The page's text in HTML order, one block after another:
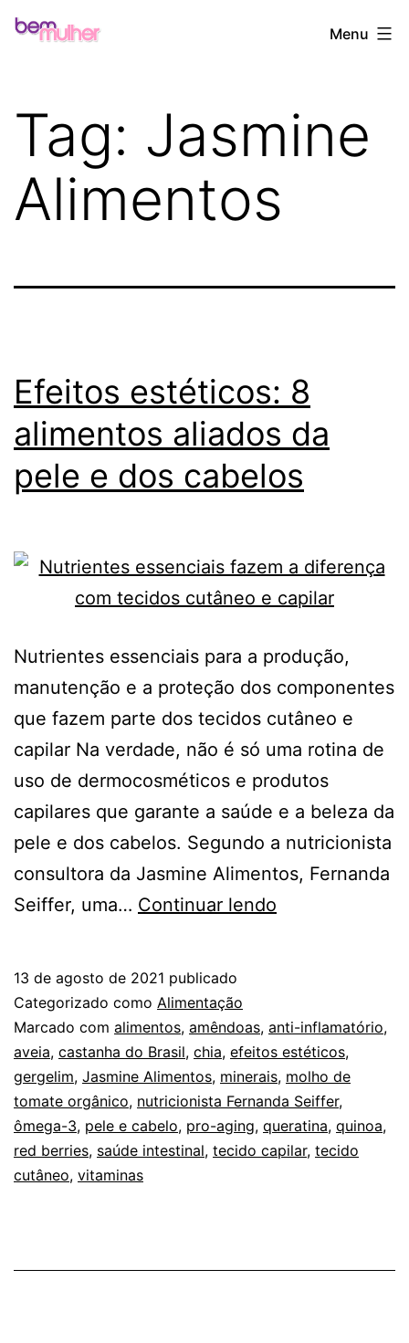
Pular
conteúdo
Bem
Menu
Tag: Jasmine
Alimentos
Efeitos estéticos: 8
alimentos aliados da
pele e dos cabelos
Nutrientes essenciais para a produção,
manutenção e a proteção dos componentes
que fazem parte dos tecidos cutâneo e
capilar Na verdade, não é só uma rotina de
uso de dermocosméticos e produtos
capilares que garante a saúde e a beleza da
pele e dos cabelos. Segundo a nutricionista
consultora da Jasmine Alimentos, Fernanda
Seiffer, uma… Continuar lendo
aliados
da
pele
e
dos
13 de agosto de 2021 publicado
Categorizado como Alimentação
Marcado com alimentos, amêndoas, anti-inflamatório,
aveia, castanha do Brasil, chia, efeitos estéticos,
gergelim, Jasmine Alimentos, minerais, molho de
tomate orgânico, nutricionista Fernanda Seiffer,
ômega-3, pele e cabelo, pro-aging, queratina, quinoa,
red berries, saúde intestinal, tecido capilar, tecido
cutâneo, vitaminas